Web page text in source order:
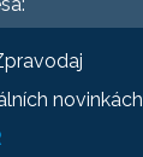
novinkách